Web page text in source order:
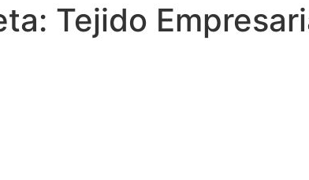
Tejido